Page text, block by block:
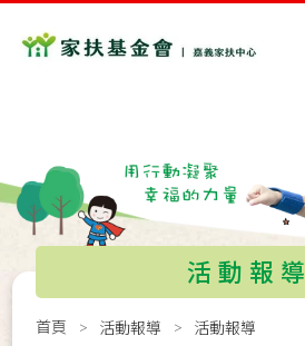
活動報導
首頁 活動報導
活動報導